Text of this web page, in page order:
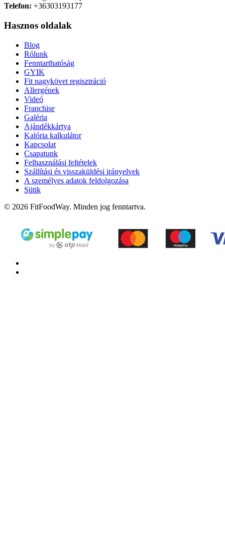
Telefon: +36303193177
Hasznos oldalak
Blog
Rólunk
Fenntarthatóság
GYIK
Fit nagykövet regisztráció
Allergének
Videó
Franchise
Galéria
Ajándékkártya
Kalória kalkulátor
Kapcsolat
Csapatunk
Felhasználási feltételek
Szállítási és visszaküldési irányelvek
A személyes adatok feldolgozása
Sütik
© 2026 FitFoodWay. Minden jog fenntartva.